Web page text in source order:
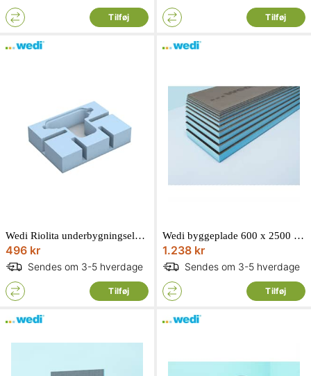
Tilføj Tilføj
Wedi Riolita underbygningselement til Unidrain afløbselement
496 kr
Sendes om 3-5 hverdage
Tilføj
Wedi byggeplade 600 x 2500 mm. Tykkelse: 100 mm
1.238 kr
Sendes om 3-5 hverdage
Tilføj